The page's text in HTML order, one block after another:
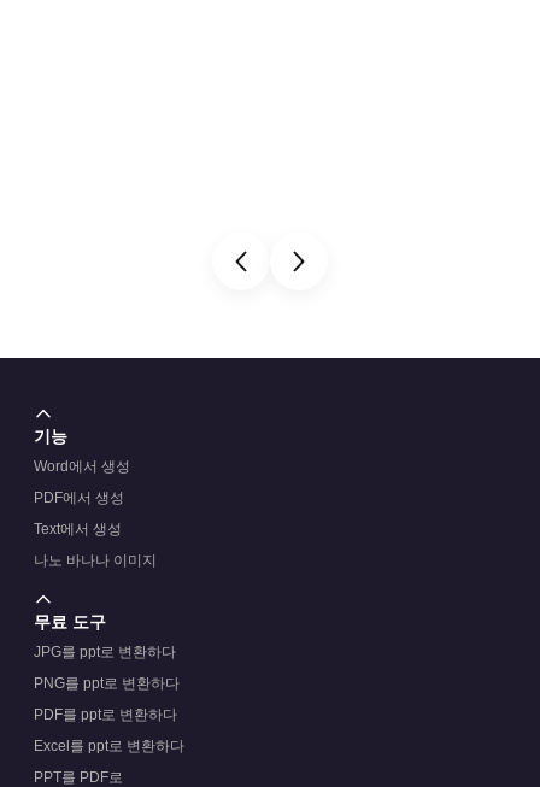
기능
Word에서 생성
PDF에서 생성
Text에서 생성
나노 바나나 이미지
무료 도구
JPG를 ppt로 변환하다
PNG를 ppt로 변환하다
PDF를 ppt로 변환하다
Excel를 ppt로 변환하다
PPT를 PDF로